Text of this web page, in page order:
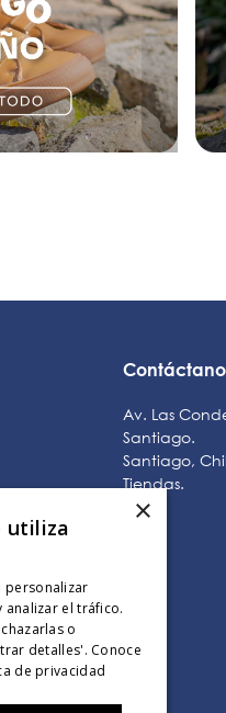
Av. Las
Santiago.
Santiago,
Tiendas.
×
utiliza
personalizar
analizar el tráfico.
o
detalles'. Conoce
de privacidad